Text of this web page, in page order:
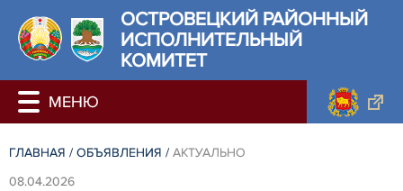
ОСТРОВЕЦКИЙ РАЙОННЫЙ
ИСПОЛНИТЕЛЬНЫЙ
КОМИТЕТ
ГЛАВНАЯ / ОБЪЯВЛЕНИЯ / АКТУАЛЬНО
08.04.2026